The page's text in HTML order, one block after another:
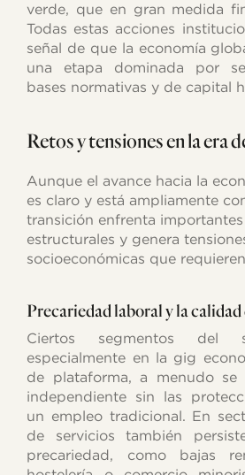
verde, que en gran medida
Todas estas acciones
señal de que la economía
una etapa dominada por
bases normativas y de capital
Retos y tensiones en la era
Aunque el avance hacia la
es claro y está ampliamente
transición enfrenta
estructurales y genera
socioeconómicas que
Precariedad laboral y la
Ciertos segmentos del
especialmente en la gig
de plataforma, a menudo se
independiente sin las
un empleo tradicional. En
de servicios también
precariedad, como bajas